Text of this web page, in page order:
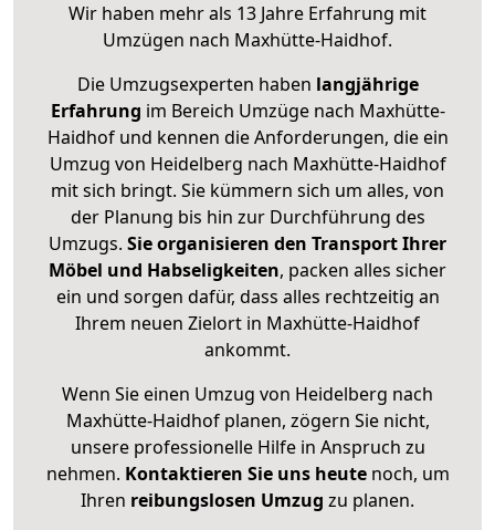
Wir haben mehr als 13 Jahre Erfahrung mit
Umzügen nach Maxhütte-Haidhof.
Die Umzugsexperten haben langjährige
Erfahrung im Bereich Umzüge nach Maxhütte-
Haidhof und kennen die Anforderungen, die ein
Umzug von Heidelberg nach Maxhütte-Haidhof
mit sich bringt. Sie kümmern sich um alles, von
der Planung bis hin zur Durchführung des
Umzugs. Sie organisieren den Transport Ihrer
Möbel und Habseligkeiten, packen alles sicher
ein und sorgen dafür, dass alles rechtzeitig an
Ihrem neuen Zielort in Maxhütte-Haidhof
ankommt.
Wenn Sie einen Umzug von Heidelberg nach
Maxhütte-Haidhof planen, zögern Sie nicht,
unsere professionelle Hilfe in Anspruch zu
nehmen. Kontaktieren Sie uns heutenoch, um
Ihren reibungslosen Umzug zu planen.